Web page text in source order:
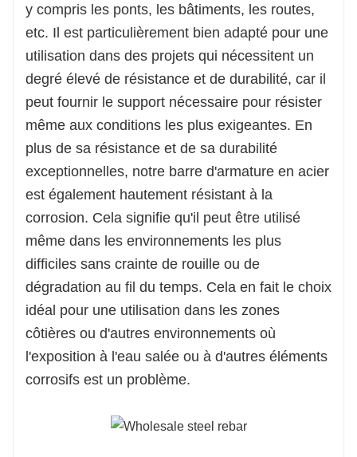
Temps d'expédition : Dans les 7-15 jours
ouvrables après réception du dépôt ou L/C
y compris les ponts, les bâtiments, les routes,
etc. Il est particulièrement bien adapté pour une
utilisation dans des projets qui nécessitent un
degré élevé de résistance et de durabilité, car il
peut fournir le support nécessaire pour résister
même aux conditions les plus exigeantes. En
plus de sa résistance et de sa durabilité
exceptionnelles, notre barre d'armature en acier
est également hautement résistant à la
corrosion. Cela signifie qu'il peut être utilisé
même dans les environnements les plus
difficiles sans crainte de rouille ou de
dégradation au fil du temps. Cela en fait le choix
idéal pour une utilisation dans les zones
côtières ou d'autres environnements où
l'exposition à l'eau salée ou à d'autres éléments
corrosifs est un problème.